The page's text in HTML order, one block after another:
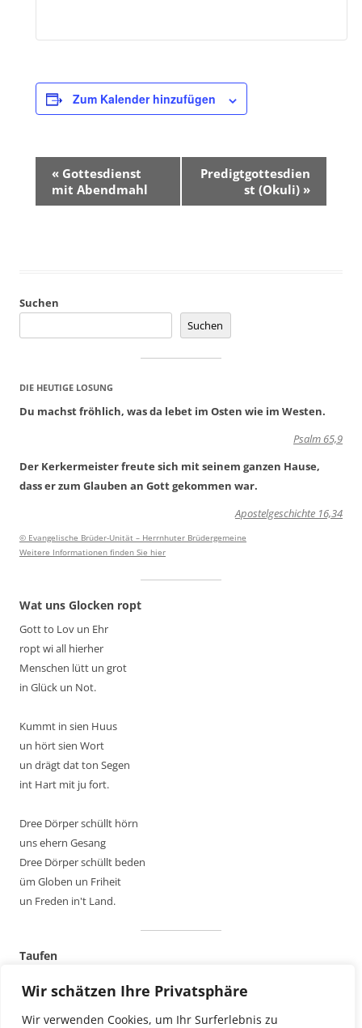
Wir schätzen Ihre Privatsphäre
Wir verwenden Cookies, um Ihr Surferlebnis zu
Zum Kalender hinzufügen
e
s
g
-
a
g
a
t
i
n
« Gottesdienst
mit Abendmahl
Predigtgottesdien
st (Okuli) »
Suchen
Suchen
DIE HEUTIGE LOSUNG
Du machst fröhlich, was da lebet im Osten wie im Westen.
Psalm 65,9
Der Kerkermeister freute sich mit seinem ganzen Hause,
dass er zum Glauben an Gott gekommen war.
Apostelgeschichte 16,34
© Evangelische Brüder-Unität – Herrnhuter Brüdergemeine
Weitere Informationen finden Sie hier
Wat uns Glocken ropt
Gott to Lov un Ehr
ropt wi all hierher
Menschen lütt un grot
in Glück un Not.
Kummt in sien Huus
un hört sien Wort
un drägt dat ton Segen
int Hart mit ju fort.
Dree Dörper schüllt hörn
uns ehern Gesang
Dree Dörper schüllt beden
üm Globen un Friheit
un Freden in't Land.
Taufen
über das Kirchenbüro 793375
oder bei Pastor Dr. Andresen 793365